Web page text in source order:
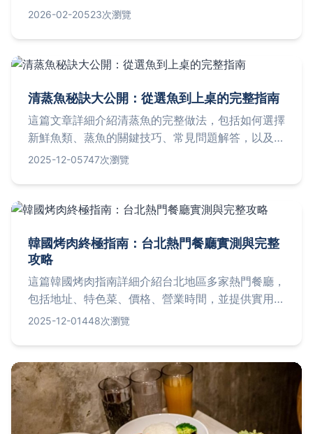
有台北三家必訪虱目魚柳名店資訊，讓你一次掌握所
2026-02-20523次瀏覽
清蒸魚秘訣大公開：從選魚到上桌的完整指南
這篇文章詳細介紹清蒸魚的完整做法，包括如何選擇
新鮮魚類、蒸魚的關鍵技巧、常見問題解答，以及個
人經驗分享。無論是新手還是老手，都能學會在家輕
有疑問。
2025-12-05747次瀏覽
韓國烤肉終極指南：台北熱門餐廳實測與完整
攻略
這篇韓國烤肉指南詳細介紹台北地區多家熱門餐廳，
包括地址、特色菜、價格、營業時間，並提供實用餐
廳選擇技巧、個人體驗分享與常見問題解答。無論是
規劃到用餐體驗全程無憂，享受道地韓國烤肉美味。
2025-12-01448次瀏覽